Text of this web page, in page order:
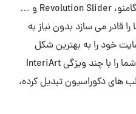
المنتور، ویژوال کامپوزر، مکس مگامنو، Revolution Slider و …
قادر می سازد بدون نیاز به
خود را به بهترین شکل
ایجاد و راه اندازی کنید. در ادامه شما را با چند ویژگی InteriArt
های دکوراسیون تبدیل کرده،